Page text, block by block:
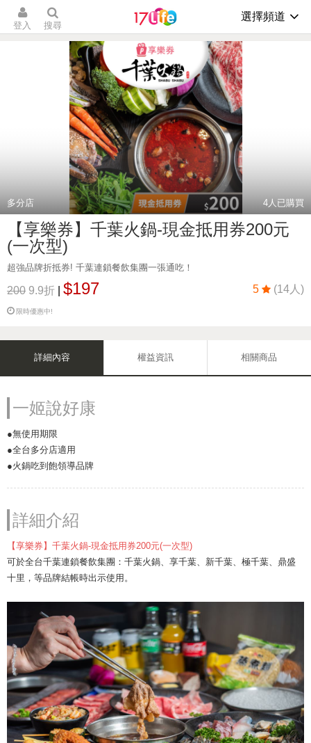
登入 搜尋
選擇頻道
多分店 4人已購買
【享樂券】千葉火鍋-現金抵用券200元
(一次型)
超強品牌折抵券! 千葉連鎖餐飲集團一張通吃！
200 9.9折 $197 5 (14人)
限時優惠中!
詳細內容 權益資訊 相關商品
一姬說好康
●無使用期限
●全台多分店適用
●火鍋吃到飽領導品牌
詳細介紹
【享樂券】千葉火鍋-現金抵用券200元(一次型)
可於全台千葉連鎖餐飲集團：千葉火鍋、享千葉、新千葉、極千葉、鼎盛
十里，等品牌結帳時出示使用。